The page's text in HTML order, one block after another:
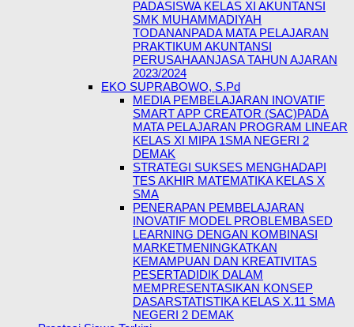
PADASISWA KELAS XI AKUNTANSI
SMK MUHAMMADIYAH
TODANANPADA MATA PELAJARAN
PRAKTIKUM AKUNTANSI
PERUSAHAANJASA TAHUN AJARAN
2023/2024
EKO SUPRABOWO, S.Pd
MEDIA PEMBELAJARAN INOVATIF
SMART APP CREATOR (SAC)PADA
MATA PELAJARAN PROGRAM LINEAR
KELAS XI MIPA 1SMA NEGERI 2
DEMAK
STRATEGI SUKSES MENGHADAPI
TES AKHIR MATEMATIKA KELAS X
SMA
PENERAPAN PEMBELAJARAN
INOVATIF MODEL PROBLEMBASED
LEARNING DENGAN KOMBINASI
MARKETMENINGKATKAN
KEMAMPUAN DAN KREATIVITAS
PESERTADIDIK DALAM
MEMPRESENTASIKAN KONSEP
DASARSTATISTIKA KELAS X.11 SMA
NEGERI 2 DEMAK